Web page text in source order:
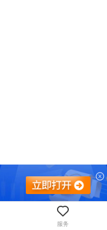
服务